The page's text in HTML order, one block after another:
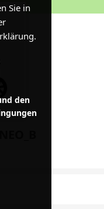
Sie in
den